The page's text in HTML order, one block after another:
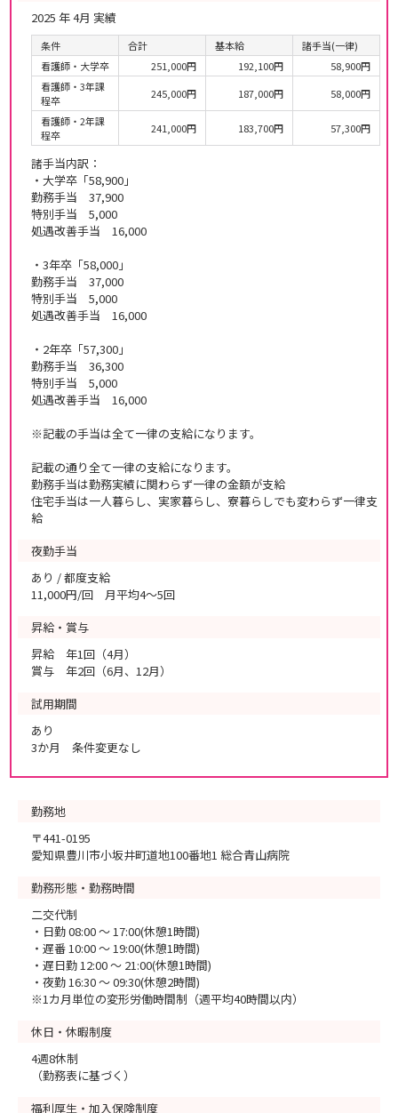
2025 年 4月 実績
条件 合計 基本給
諸手当(一律)
看護師・大学卒
251,000円 192,100円
58,900円
看護師・3年課
程卒
245,000円 187,000円
58,000円
看護師・2年課
程卒
241,000円 183,700円 57,300円
諸手当内訳：
・大学卒「58,900」
勤務手当 37,900
特別手当 5,000
処遇改善手当 16,000
・3年卒「58,000」
勤務手当 37,000
特別手当 5,000
処遇改善手当 16,000
・2年卒「57,300」
勤務手当 36,300
特別手当 5,000
処遇改善手当 16,000
※記載の手当は全て一律の支給になります。
記載の通り全て一律の支給になります。
勤務手当は勤務実績に関わらず一律の金額が支給
住宅手当は一人暮らし、実家暮らし、寮暮らしでも変わらず一律支
給
夜勤手当
あり / 都度支給
11,000円/回 月平均4～5回
昇給・賞与
昇給 年1回（4月）
賞与 年2回（6月、12月）
試用期間
あり
3か月 条件変更なし
勤務地
〒441-0195
愛知県豊川市小坂井町道地100番地1 総合青山病院
勤務形態・勤務時間
二交代制
・日勤 08:00 ～ 17:00(休憩1時間)
・遅番 10:00 ～ 19:00(休憩1時間)
・遅日勤 12:00 ～ 21:00(休憩1時間)
・夜勤 16:30 ～ 09:30(休憩2時間)
※1カ月単位の変形労働時間制（週平均40時間以内）
休日・休暇制度
4週8休制
（勤務表に基づく）
福利厚生・加入保険制度